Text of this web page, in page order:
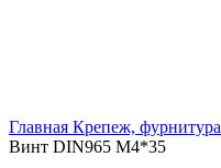
Главная Крепеж, фурнитура
Винт DIN965 М4*35